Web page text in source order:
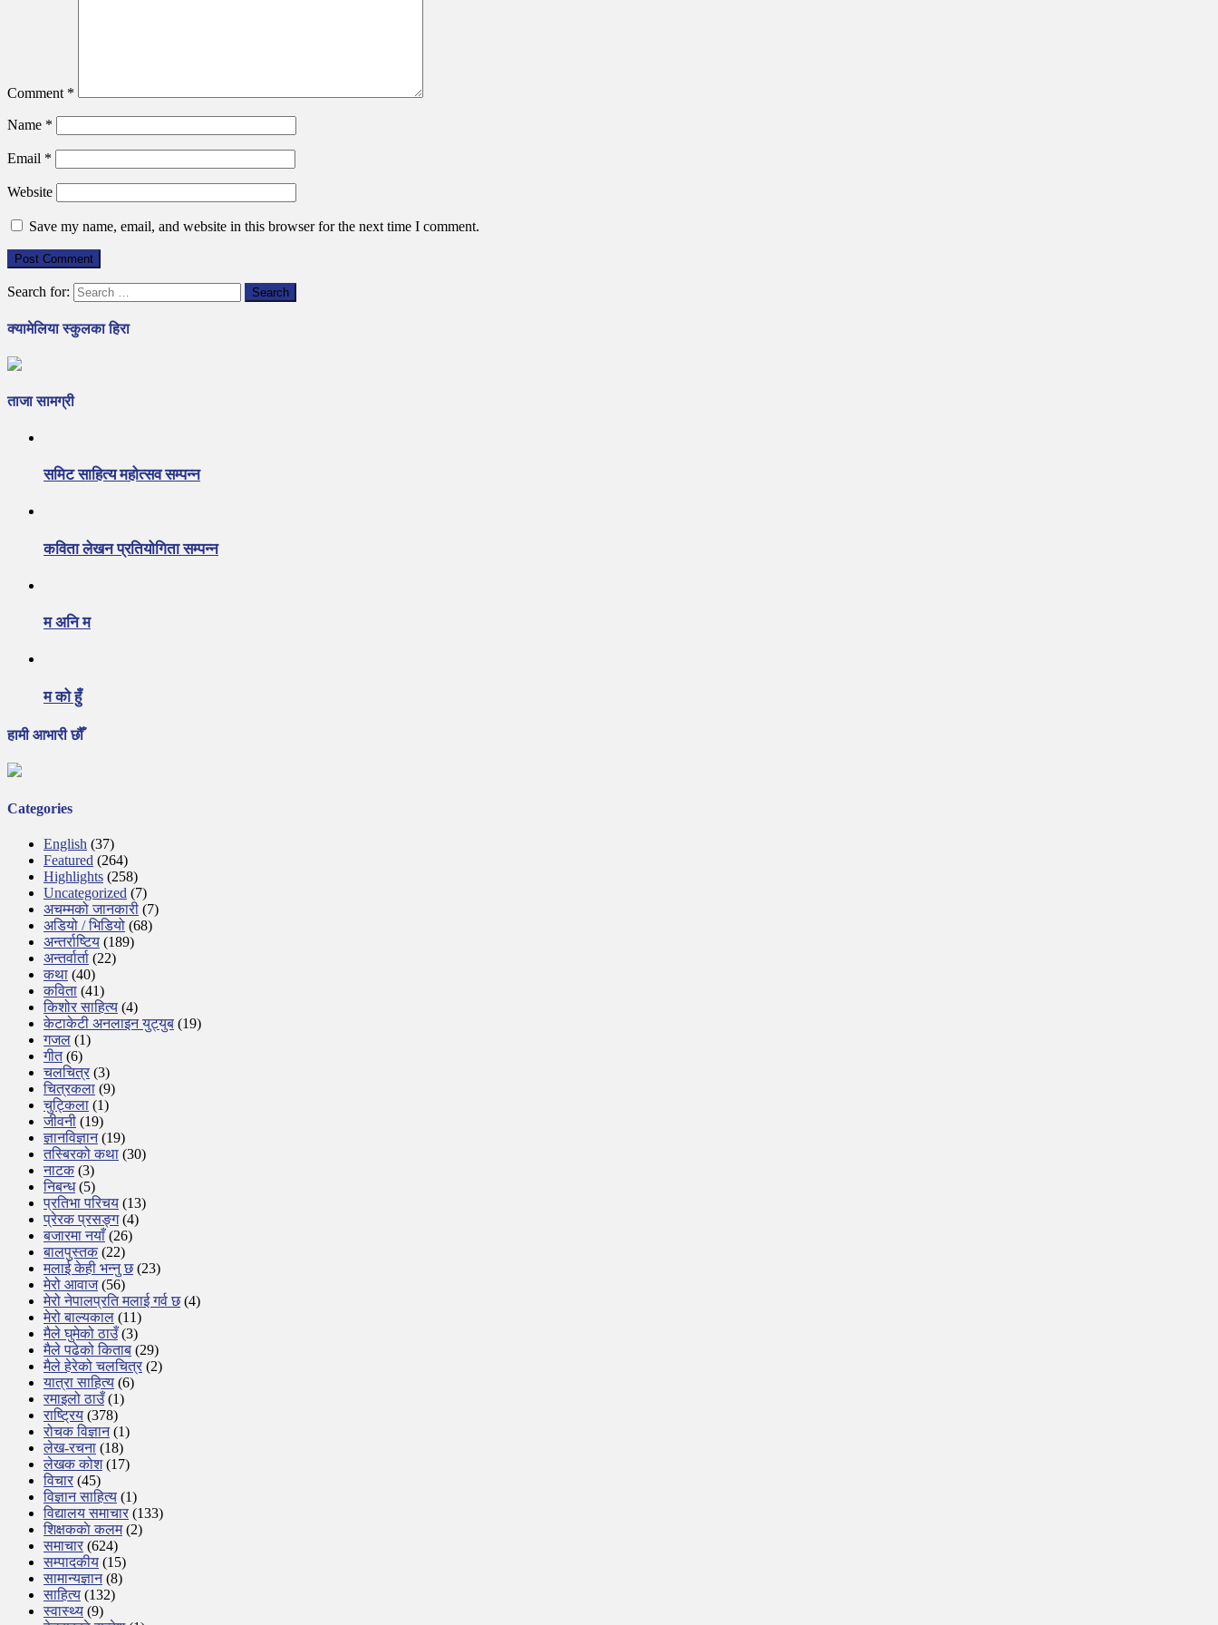
Comment *
Name *
Email *
Website
Save my name, email, and website in this browser for the next time I comment.
Search for:
क्यामेलिया स्कुलका हिरा
ताजा सामग्री
समिट साहित्य महोत्सव सम्पन्न
कविता लेखन प्रतियोगिता सम्पन्न
म अनि म
म को हुँ
हामी आभारी छौँ
Categories
English (37)
Featured (264)
Highlights (258)
Uncategorized (7)
अचम्मको जानकारी (7)
अडियो / भिडियो (68)
अन्तर्राष्टिय (189)
अन्तर्वार्ता (22)
कथा (40)
कविता (41)
किशोर साहित्य (4)
केटाकेटी अनलाइन युट्युब (19)
गजल (1)
गीत(6)
चलचित्र (3)
चित्रकला (9)
चुट्किला (1)
जीवनी (19)
ज्ञानविज्ञान(19)
तस्बिरको कथा (30)
नाटक(3)
निबन्ध(5)
प्रतिभा परिचय (13)
प्रेरक प्रसङ्ग(4)
बजारमा नयाँ(26)
बालपुस्तक(22)
मलाई केही भन्नु छ(23)
मेरो आवाज(56)
मेरो नेपालप्रति मलाई गर्व छ(4)
मेरो बाल्यकाल (11)
मैले घुमेको ठाउँ(3)
मैले पढेको किताब (29)
मैले हेरेको चलचित्र (2)
यात्रा साहित्य (6)
रमाइलो ठाउँ(1)
राष्ट्रिय (378)
रोचक विज्ञान(1)
लेख-रचना (18)
लेखक कोश(17)
विचार (45)
विज्ञान साहित्य (1)
विद्यालय समाचार (133)
शिक्षककाे कलम(2)
समाचार (624)
सम्पादकीय (15)
सामान्यज्ञान(8)
साहित्य (132)
स्वास्थ्य (9)